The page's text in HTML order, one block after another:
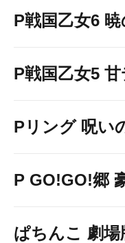
P戦国乙女6
P戦国乙女5
Pリング 呪い
P GO!GO!郷
ぱちんこ 劇